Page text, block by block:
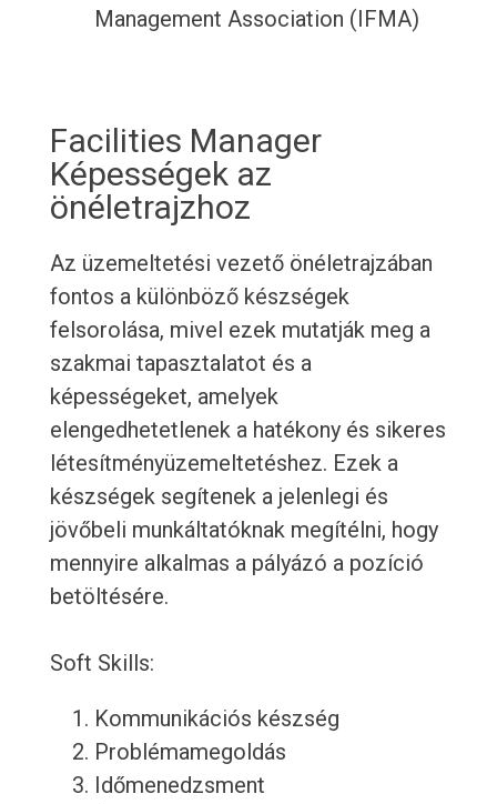
Management Association (IFMA)
Facilities Manager
Képességek az
önéletrajzhoz
Az üzemeltetési vezető önéletrajzában
fontos a különböző készségek
felsorolása, mivel ezek mutatják meg a
szakmai tapasztalatot és a
képességeket, amelyek
elengedhetetlenek a hatékony és sikeres
létesítményüzemeltetéshez. Ezek a
készségek segítenek a jelenlegi és
jövőbeli munkáltatóknak megítélni, hogy
mennyire alkalmas a pályázó a pozíció
betöltésére.
Soft Skills:
Kommunikációs készség
Problémamegoldás
Időmenedzsment